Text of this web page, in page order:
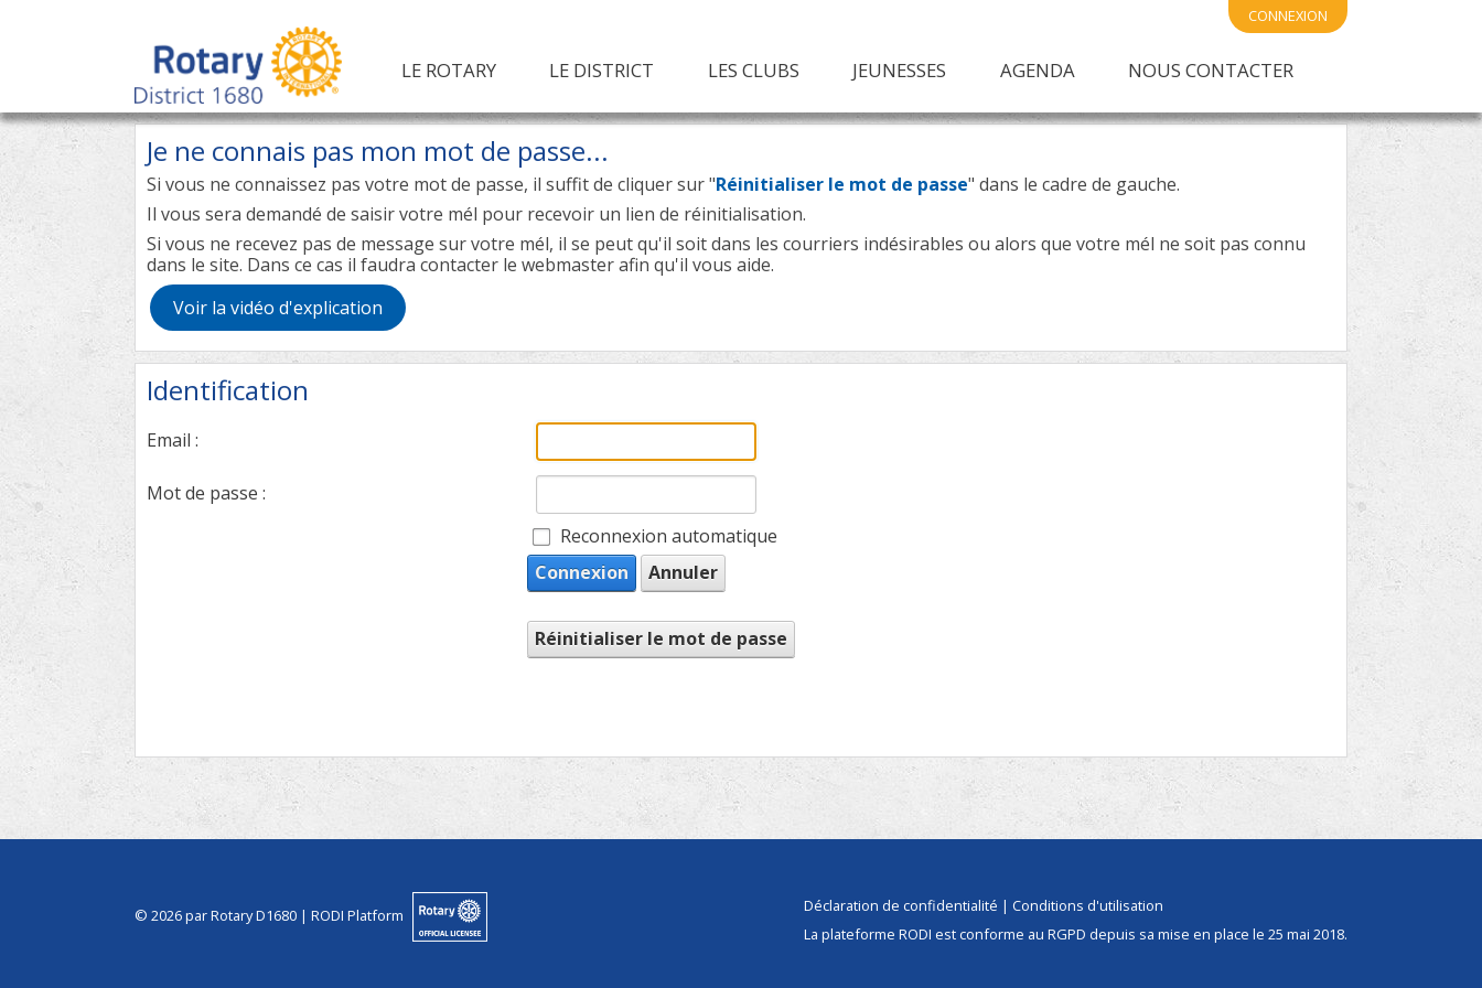
CONNEXION
LE ROTARY LE DISTRICT LES CLUBS JEUNESSES AGENDA NOUS CONTACTER
Je ne connais pas mon mot de passe...
Si vous ne connaissez pas votre mot de passe, il suffit de cliquer sur "Réinitialiser le mot de passe" dans le cadre de gauche.
Il vous sera demandé de saisir votre mél pour recevoir un lien de réinitialisation.
Si vous ne recevez pas de message sur votre mél, il se peut qu'il soit dans les courriers indésirables ou alors que votre mél ne soit pas connu
dans le site. Dans ce cas il faudra contacter le webmaster afin qu'il vous aide.
Voir la vidéo d'explication
Identification
Email :
Mot de passe :
Reconnexion automatique
Connexion
Annuler
Réinitialiser le mot de passe
© 2026 par Rotary D1680 | RODI Platform Déclaration de confidentialité | Conditions d'utilisation
La plateforme RODI est conforme au RGPD depuis sa mise en place le 25 mai 2018.